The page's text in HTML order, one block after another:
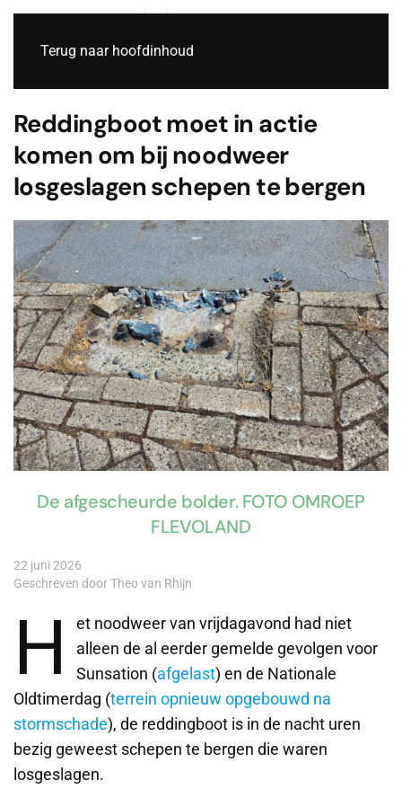
Terug naar hoofdinhoud
Reddingboot moet in actie
komen om bij noodweer
losgeslagen schepen te bergen
De afgescheurde bolder. FOTO OMROEP
FLEVOLAND
22 juni 2026
Geschreven door Theo van Rhijn
H
et noodweer van vrijdagavond had niet
alleen de al eerder gemelde gevolgen voor
Sunsation (afgelast) en de Nationale
Oldtimerdag (terrein opnieuw opgebouwd na
stormschade), de reddingboot is in de nacht uren
bezig geweest schepen te bergen die waren
losgeslagen.